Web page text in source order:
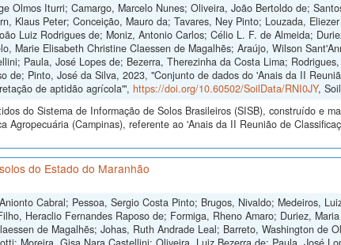
Olmos Iturri; Camargo, Marcelo Nunes; Oliveira, João Bertoldo de;
Klaus Peter; Conceição, Mauro da; Tavares, Ney Pinto; Louzada,
Luiz Rodrigues de; Moniz, Antonio Carlos; Célio L. F. de Almeida;
Marie Elisabeth Christine Claessen de Magalhẽs; Araújo, Wilson
Paula, José Lopes de; Bezerra, Therezinha da Costa Lima;
de; Pinto, José da Silva, 2023, "Conjunto de dados do 'Anais da II
de aptidão agrícola'", https://doi.org/10.60502/SoilData/RNI0JY,
do Sistema de Informação de Solos Brasileiros (SISB), construído e
Agropecuária (Campinas), referente ao 'Anais da II Reunião de
do Estado do Maranhão
Cabral; Pessoa, Sergio Costa Pinto; Brugos, Nivaldo; Medeiros,
Heraclio Fernandes Raposo de; Formiga, Rheno Amaro; Duriez,
de Magalhẽs; Johas, Ruth Andrade Leal; Barreto, Washington de